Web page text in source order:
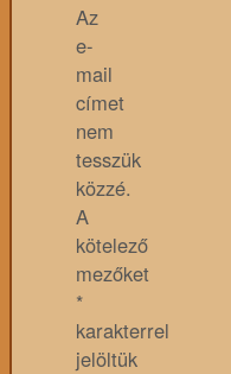
Az
e-
mail
címet
nem
tesszük
közzé.
A
kötelező
mezőket
*
karakterrel
jelöltük